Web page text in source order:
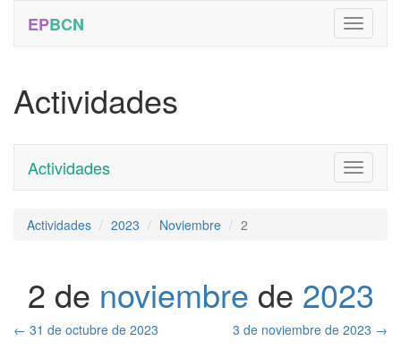
EPBCN
Actividades
Toggle
Actividades
Actividades 2023 Noviembre 2
2 de noviembre de 2023
← 31 de octubre de 2023 3 de noviembre de 2023 →